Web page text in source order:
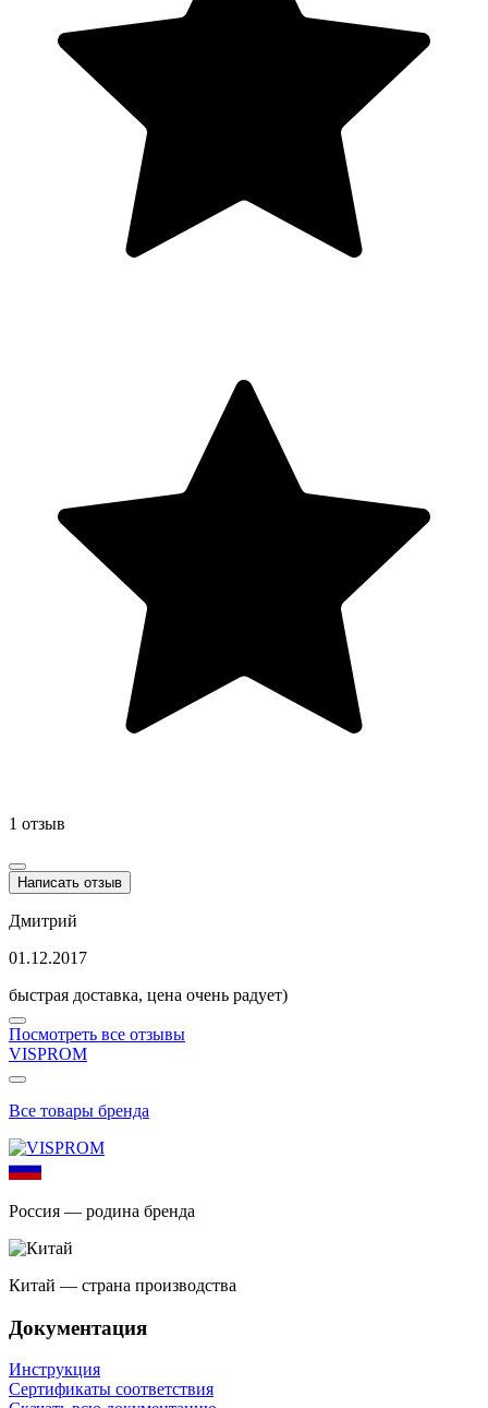
1 отзыв
Написать отзыв
Дмитрий
01.12.2017
быстрая доставка, цена очень радует)
Посмотреть все отзывы
VISPROM
Все товары бренда
Россия — родина бренда
Китай — страна производства
Документация
Инструкция
Сертификаты соответствия